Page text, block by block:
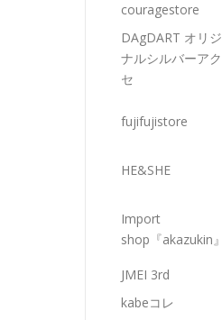
couragestore
DAgDART オリジ
ナルシルバーアク
セ
fujifujistore
HE&SHE
Import
shop『akazukin』
JMEI 3rd
kabeコレ